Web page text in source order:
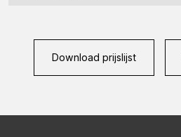
Download prijslijst
CAPTCHA